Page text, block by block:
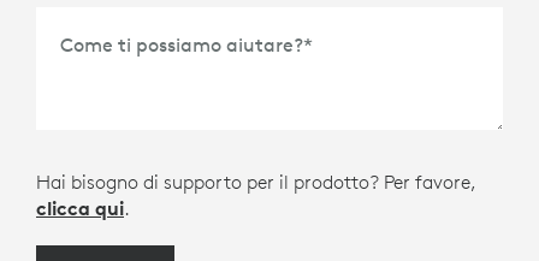
Come ti possiamo aiutare?*
Hai bisogno di supporto per il prodotto? Per favore,
clicca qui.